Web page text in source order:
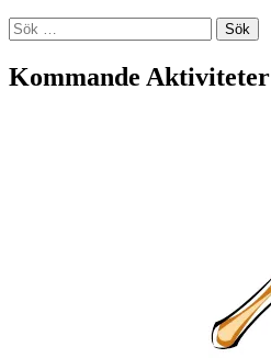
Sök
efter:
Kommande Aktiviteter